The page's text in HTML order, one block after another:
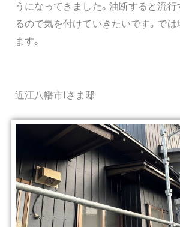
うになってきました。油断すると流
るので気を付けていきたいです。で
ます。
近江八幡市Iさま邸